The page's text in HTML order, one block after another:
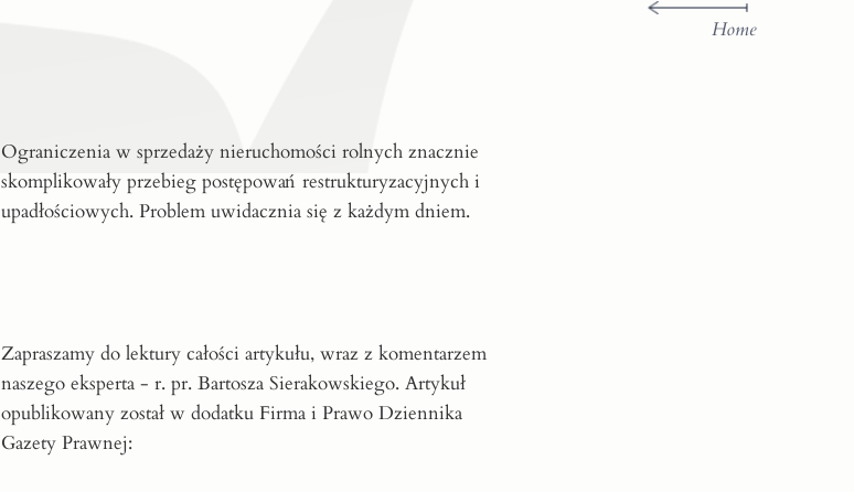
Home
Ograniczenia w sprzedaży nieruchomości rolnych znacznie
skomplikowały przebieg postępowań restrukturyzacyjnych i
upadłościowych. Problem uwidacznia się z każdym dniem.
Zapraszamy do lektury całości artykułu, wraz z komentarzem
naszego eksperta - r. pr. Bartosza Sierakowskiego. Artykuł
opublikowany został w dodatku Firma i Prawo Dziennika
Gazety Prawnej: